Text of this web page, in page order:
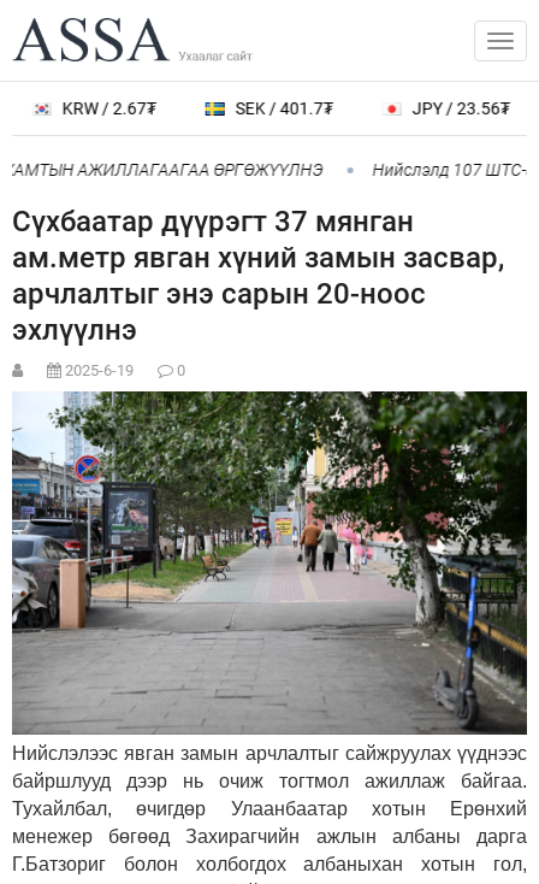
KRW / 2.67₮ SEK / 401.7₮ JPY / 23.56₮
АЖИЛЛАГААГАА ӨРГӨЖҮҮЛНЭ Нийслэлд 107 ШТС-
Сүхбаатар дүүрэгт 37 мянган
ам.метр явган хүний замын засвар,
арчлалтыг энэ сарын 20-ноос
эхлүүлнэ
2025-6-19 0
Нийслэлээс явган замын арчлалтыг сайжруулах үүднээс
байршлууд дээр нь очиж тогтмол ажиллаж байгаа.
Тухайлбал, өчигдөр Улаанбаатар хотын Ерөнхий
менежер бөгөөд Захирагчийн ажлын албаны дарга
Г.Батзориг болон холбогдох албаныхан хотын гол,